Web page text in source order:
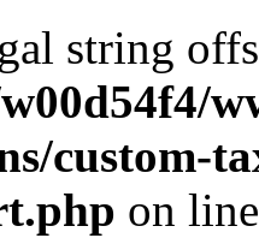
string
custom-
on